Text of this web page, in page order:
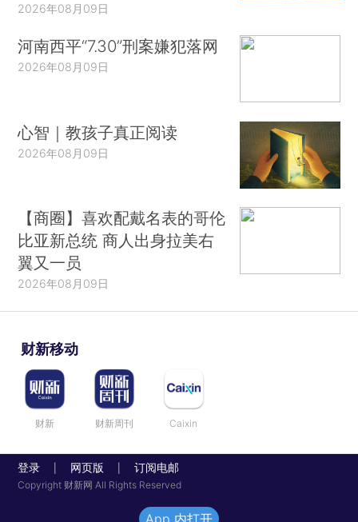
2026年08月09日
河南西平“7.30”刑案嫌犯落网
2026年08月09日
心智｜教孩子真正阅读
2026年08月09日
【商圈】喜欢配戴名表的哥伦
比亚新总统 商人出身拉美右
翼又一员
2026年08月09日
财新移动
财新 财新周刊 Caixin
登录 网页版 订阅电邮
Copyright 财新网 All Rights Reserved
App 内打开